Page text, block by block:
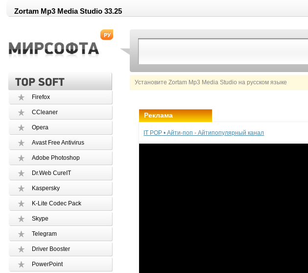
Zortam Mp3 Media Studio 33.25
Установите Zortam Mp3 Media Studio на русском языке
Firefox
CCleaner
Opera
Avast Free Antivirus
Adobe Photoshop
Dr.Web CureIT
Kaspersky
K-Lite Codec Pack
Skype
Telegram
Driver Booster
PowerPoint
Реклама
IT POP • Айти-поп - Айтипопулярный канал